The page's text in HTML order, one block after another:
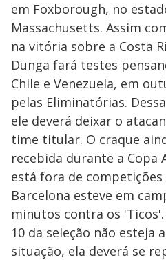
em Foxborough, no
Massachusetts. Assim
na vitória sobre a Costa
Dunga fará testes
Chile e Venezuela, em
pelas Eliminatórias.
ele deverá deixar o
time titular. O craque
recebida durante a Copa
está fora de
Barcelona esteve em
minutos contra os
10 da seleção não esteja
situação, ela deverá se